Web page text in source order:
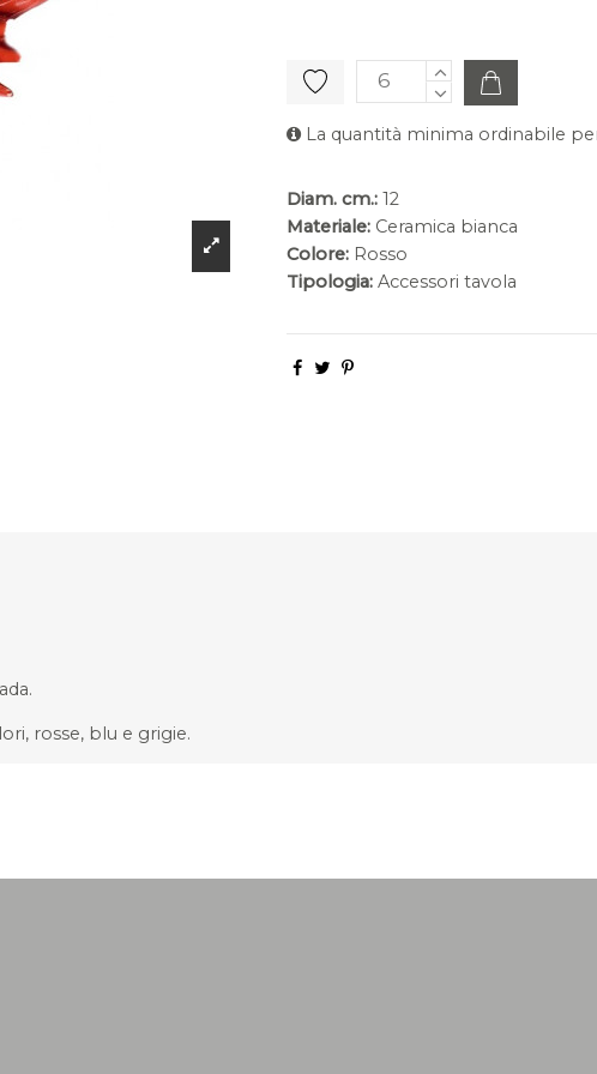
La quantità minima ordinabile
Diam. cm.: 12
Materiale: Ceramica bianca
Colore: Rosso
Tipologia: Accessori tavola
rosse, blu e grigie.